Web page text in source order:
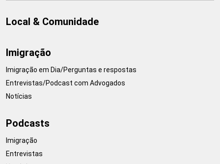
Local & Comunidade
Imigração
Imigração em Dia/Perguntas e respostas
Entrevistas/Podcast com Advogados
Notícias
Podcasts
Imigração
Entrevistas